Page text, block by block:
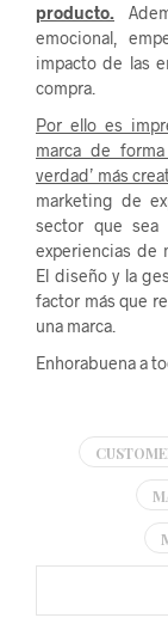
producto.
emocional,
impacto de las
compra.
Por ello es
marca de
verdad’ más
marketing de
sector que
experiencias de
El diseño y la
factor más que
una marca.
Enhorabuena a